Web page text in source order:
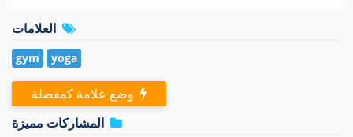
العلامات
gym yoga
وضع علامة كمفضلة
المشاركات مميزة